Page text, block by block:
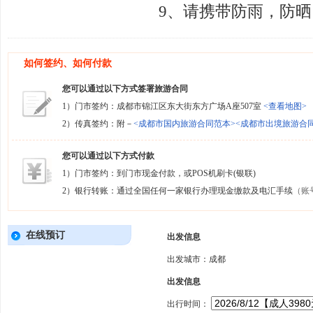
9、请携带防雨，防
如何签约、如何付款
您可以通过以下方式签署旅游合同
1）门市签约：成都市锦江区东大街东方广场A座507室 <查看地图>
2）传真签约：附－ <成都市国内旅游合同范本><成都市出境旅游合
您可以通过以下方式付款
1）门市签约：到门市现金付款，或POS机刷卡(银联)
2）银行转账：通过全国任何一家银行办理现金缴款及电汇手续 （
在线预订 出发信息
出发城市：成都
出发信息
出行时间：